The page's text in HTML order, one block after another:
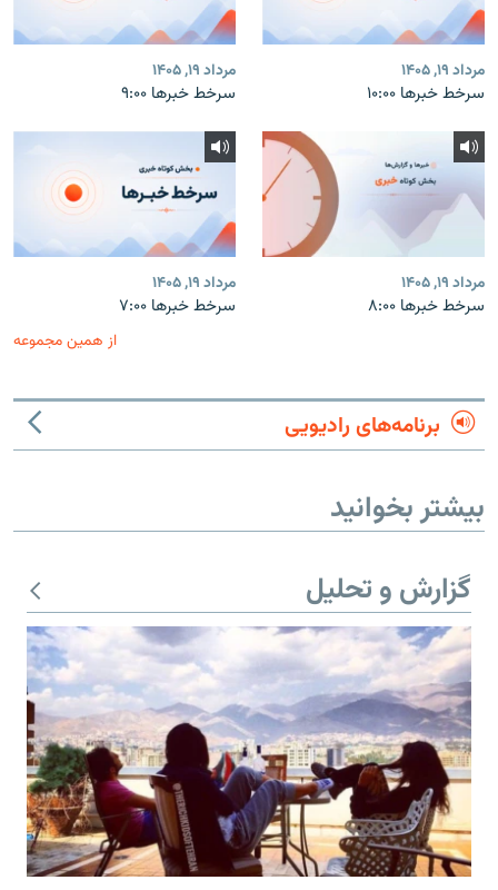
مرداد ۱۹, ۱۴۰۵
سرخط خبرها ۱۰:۰۰
مرداد ۱۹, ۱۴۰۵
سرخط خبرها ۹:۰۰
مرداد ۱۹, ۱۴۰۵
سرخط خبرها ۸:۰۰
مرداد ۱۹, ۱۴۰۵
سرخط خبرها ۷:۰۰
از همین مجموعه
برنامه‌های رادیویی
بیشتر بخوانید
گزارش و تحلیل